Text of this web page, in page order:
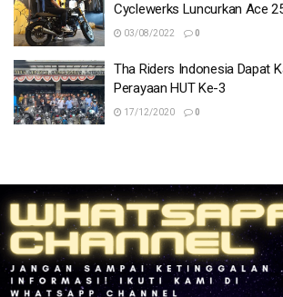
Cyclewerks Luncurkan Ace
03/08/2022 0
Tha Riders Indonesia Dapat
Perayaan HUT Ke-3
17/12/2020 0